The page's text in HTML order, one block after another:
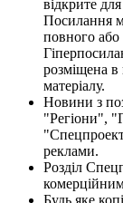
відкрите
Посилання
повного або
розміщена в
матеріалу.
Новини з
"Регіони",
реклами.
Розділ
Будь яке